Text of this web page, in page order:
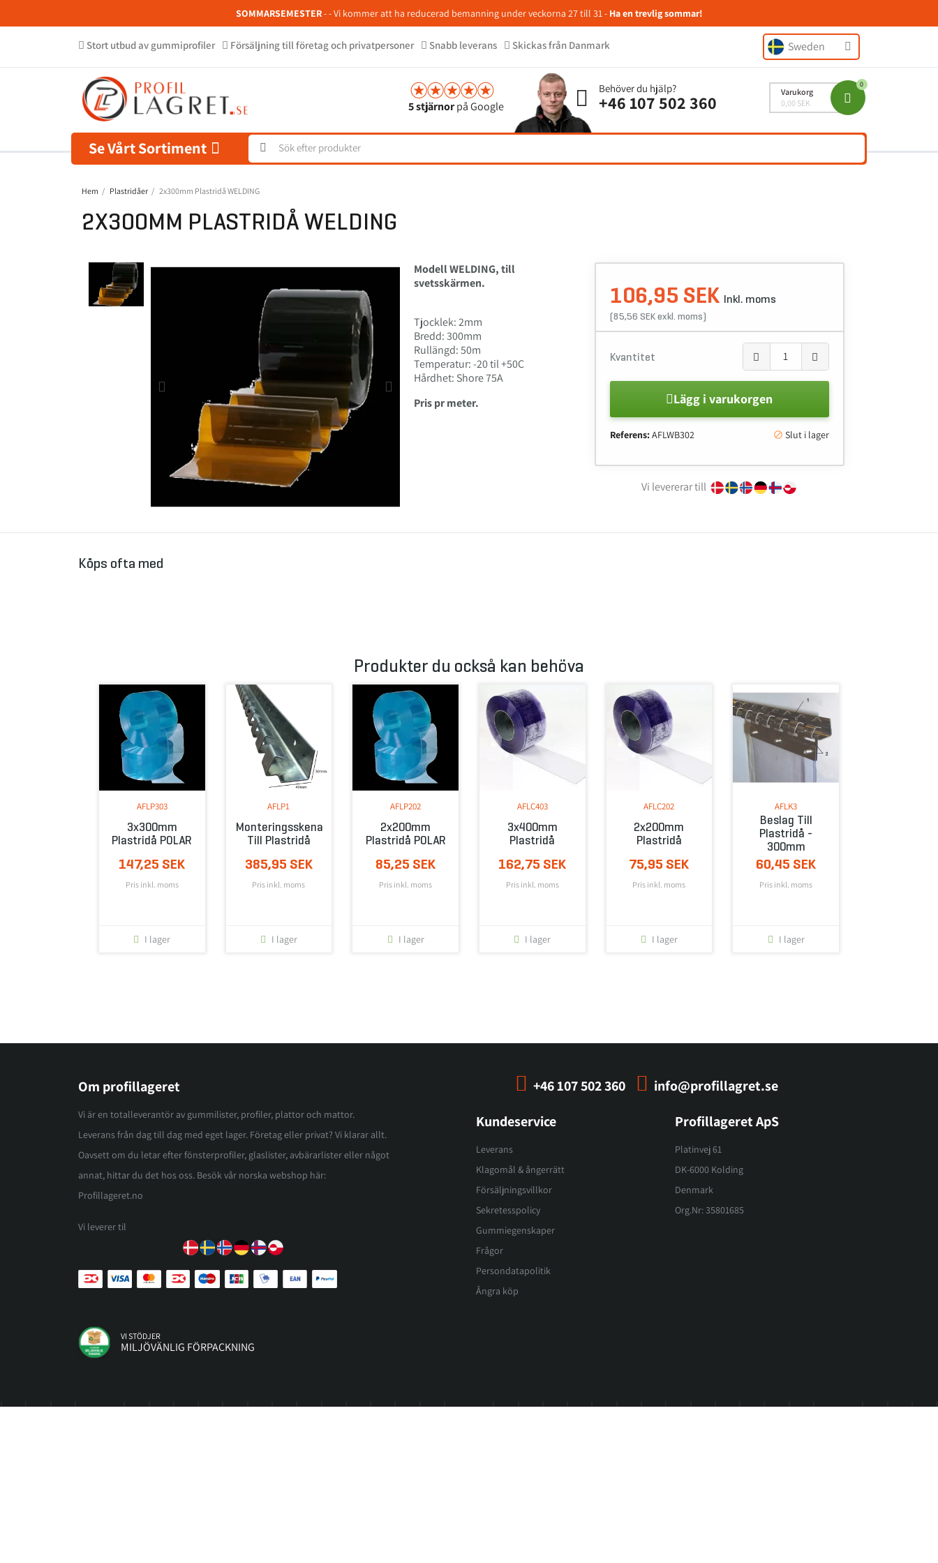
SOMMARSEMESTER- - Vi kommer att ha reducerad bemanning under veckorna 27 till 31 - Ha en trevlig sommar!
Stort utbud av gummiprofiler Försäljning till företag och privatpersoner Snabb leverans Skickas från Danmark Sweden
5 stjärnorpå Google
Behöver du hjälp?
+46 107 502 360
Varukorg
0,00 SEK
Se Vårt Sortiment
Hem Plastridåer 2x300mm Plastridå WELDING
2X300MM PLASTRIDÅ WELDING
Modell WELDING, till
svetsskärmen.
Tjocklek: 2mm
Bredd: 300mm
Rullängd: 50m
Temperatur: -20 til +50C
Hårdhet: Shore 75A
Pris pr meter.
106,95 SEK Inkl. moms
(85,56 SEK exkl. moms)
Kvantitet
Lägg i varukorgen
Referens:AFLWB302  Slut i lager
Vi levererar till
Köps ofta med
Produkter du också kan behöva
AFLP303
3x300mm
Plastridå POLAR
147,25 SEK
Pris inkl. moms
I lager
AFLP1
Monteringsskena
Till Plastridå
385,95 SEK
Pris inkl. moms
I lager
AFLP202
2x200mm
Plastridå POLAR
85,25 SEK
Pris inkl. moms
I lager
AFLC403
3x400mm
Plastridå
162,75 SEK
Pris inkl. moms
I lager
AFLC202
2x200mm
Plastridå
75,95 SEK
Pris inkl. moms
I lager
AFLK3
Beslag Till
Plastridå -
300mm
60,45 SEK
Pris inkl. moms
I lager
+46 107 502 360 info@profillagret.se
Om profillageret
Vi är en totalleverantör av gummilister, profiler, plattor och mattor.
Leverans från dag till dag med eget lager. Företag eller privat? Vi klarar allt.
Oavsett om du letar efter fönsterprofiler, glaslister, avbärarlister eller något
annat, hittar du det hos oss. Besök vår norska webshop här:
Profillageret.no
Vi leverer til
Kundeservice
Leverans
Klagomål & ångerrätt
Försäljningsvillkor
Sekretesspolicy
Gummiegenskaper
Frågor
Persondatapolitik
Ångra köp
Profillageret ApS
Platinvej 61
DK-6000 Kolding
Denmark
Org.Nr: 35801685
VI STÖDJER
MILJÖVÄNLIG FÖRPACKNING